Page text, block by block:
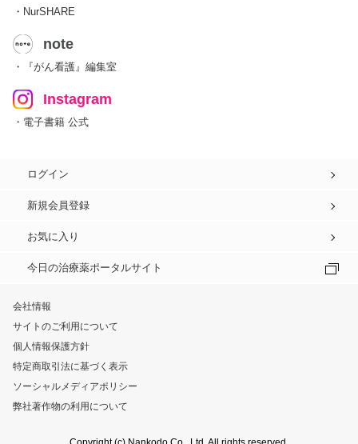
・NurSHARE
note
・『がん看護』編集室
Instagram
・電子書籍 公式
ログイン
新規会員登録
お気に入り
今日の治療薬ポータルサイト
会社情報
サイトのご利用について
個人情報保護方針
特定商取引法に基づく表示
ソーシャルメディアポリシー
弊社著作物の利用について